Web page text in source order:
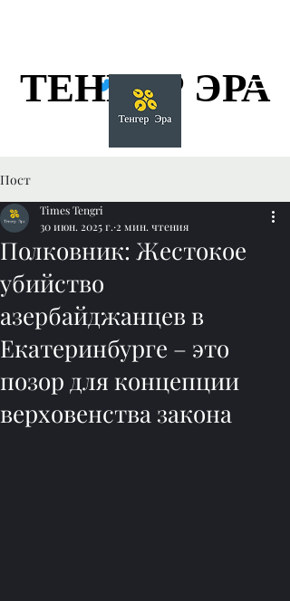
ТЕНГЕР ЭРА
ТЕНГЕР ЭРА
Пост
Полковник: Жестокое
убийство
азербайджанцев в
Екатеринбурге – это
позор для концепции
верховенства закона
Times Tengri
30 июн. 2025 г. 2 мин. чтения